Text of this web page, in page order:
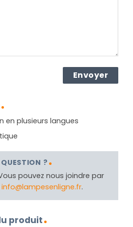
en plusieurs langues
?
pouvez nous joindre par
info@lampesenligne.fr.
produit